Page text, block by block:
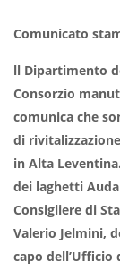
Comunicato
ll Dipartimento
Consorzio
comunica che
di
in Alta
dei laghetti
Consigliere di
Valerio Jelmini,
capo dell’Ufficio